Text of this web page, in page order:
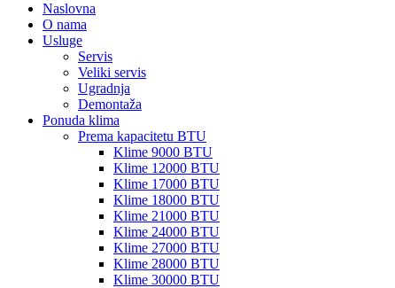
Naslovna
O nama
Usluge
Servis
Veliki servis
Ugradnja
Demontaža
Ponuda klima
Prema kapacitetu BTU
Klime 9000 BTU
Klime 12000 BTU
Klime 17000 BTU
Klime 18000 BTU
Klime 21000 BTU
Klime 24000 BTU
Klime 27000 BTU
Klime 28000 BTU
Klime 30000 BTU